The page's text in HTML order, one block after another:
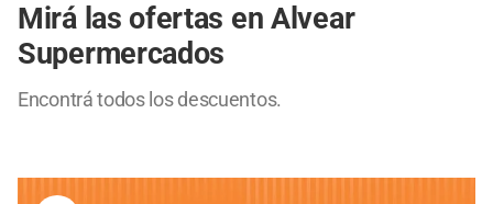
Mirá las ofertas en Alvear
Supermercados
Encontrá todos los descuentos.